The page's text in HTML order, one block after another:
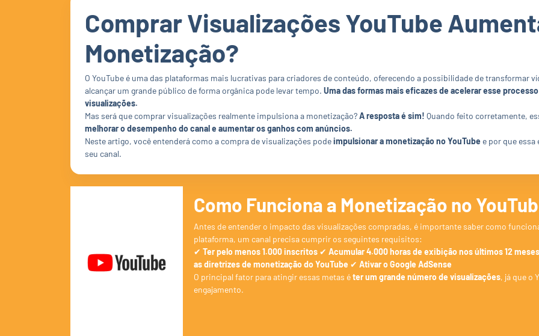
Comprar Visualizações YouTube
Monetização?
O YouTube é uma das plataformas mais lucrativas para criadores de conteúdo, oferecendo a possibilidade de transformar
alcançar um grande público de forma orgânica pode levar tempo. Uma das formas mais eficazes de acelerar esse
visualizações.
Mas será que comprar visualizações realmente impulsiona a monetização?A resposta é sim! Quando feito corretamente,
melhorar o desempenho do canal e aumentar os ganhos com anúncios.
Neste artigo, você entenderá como a compra de visualizações podeimpulsionar a monetização no YouTube e por que
seu canal.
Como Funciona a Monetização no
Antes de entender o impacto das visualizações compradas, é importante saber como
plataforma, um canal precisa cumprir os seguintes requisitos:
✔ Ter pelo menos 1.000 inscritos✔ Acumular 4.000 horas de exibição nos últimos 12
as diretrizes de monetização do YouTube ✔ Ativar o Google AdSense
O principal fator para atingir essas metas éter um grande número de visualizações, já que o
engajamento.